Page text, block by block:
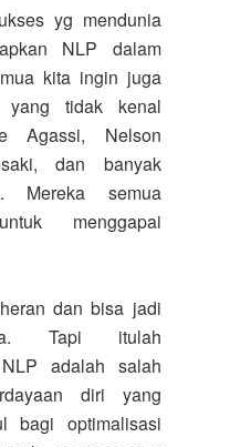
yg mendunia
NLP dalam
kita ingin juga
yang tidak kenal
Agassi, Nelson
dan banyak
Mereka semua
menggapai
dan bisa jadi
Tapi itulah
adalah salah
diri yang
bagi optimalisasi